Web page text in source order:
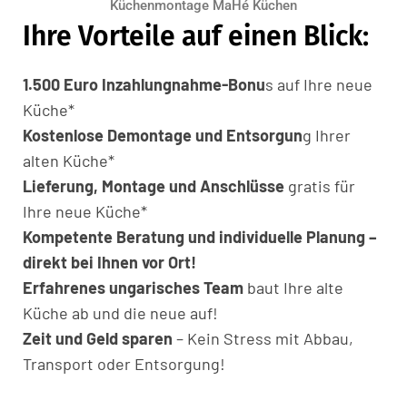
Küchenmontage MaHé Küchen
Ihre Vorteile auf einen Blick:
1.500 Euro Inzahlungnahme-Bonus auf Ihre neue
Küche*
Kostenlose Demontage und Entsorgung Ihrer
alten Küche*
Lieferung, Montage und Anschlüsse gratis für
Ihre neue Küche*
Kompetente Beratung und individuelle Planung –
direkt bei Ihnen vor Ort!
Erfahrenes ungarisches Team baut Ihre alte
Küche ab und die neue auf!
Zeit und Geld sparen – Kein Stress mit Abbau,
Transport oder Entsorgung!